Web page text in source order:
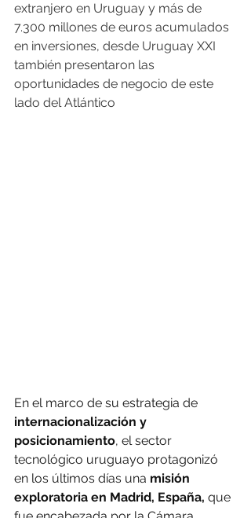
extranjero en Uruguay y más de
7.300 millones de euros acumulados
en inversiones, desde Uruguay XXI
también presentaron las
oportunidades de negocio de este
lado del Atlántico
En el marco de su estrategia de
internacionalización y
posicionamiento, el sector
tecnológico uruguayo protagonizó
en los últimos días una misión
exploratoria en Madrid, España, que